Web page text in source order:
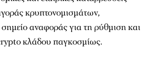
κρυπτονομισμάτων,
αναφοράς για τη ρύθμιση και
κλάδου παγκοσμίως.